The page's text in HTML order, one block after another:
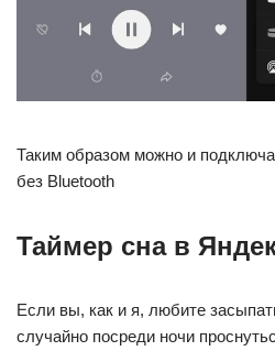
Таким образом можно и
без Bluetooth
Таймер сна в
Если вы, как и я, любите
случайно посреди ночи